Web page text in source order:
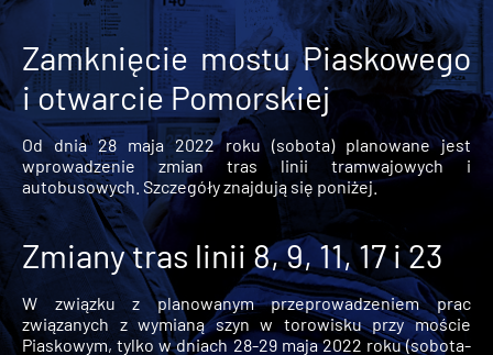
Zamknięcie mostu Piaskowego
i otwarcie Pomorskiej
Od dnia 28 maja 2022 roku (sobota) planowane jest
wprowadzenie zmian tras linii tramwajowych i
autobusowych. Szczegóły znajdują się poniżej.
Zmiany tras linii 8, 9, 11, 17 i 23
W związku z planowanym przeprowadzeniem prac
związanych z wymianą szyn w torowisku przy moście
Piaskowym, tylko w dniach 28-29 maja 2022 roku (sobota-